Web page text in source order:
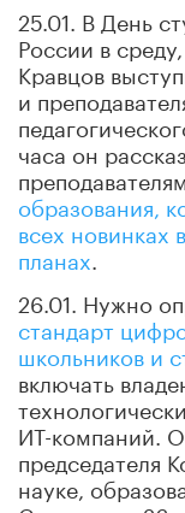
25.01. В День
России в
Кравцов
и
часа он
образования,
всех новинках
планах
26.01. Нужно
стандарт
школьников и
включать
ИТ-компаний.
председателя
науке,